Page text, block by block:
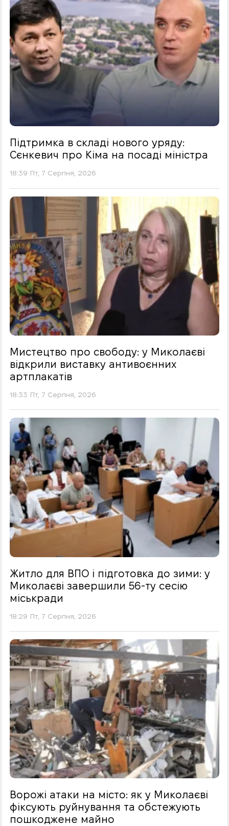
Підтримка в складі нового уряду:
Сєнкевич про Кіма на посаді міністра
18:39 Пт, 7 Серпня, 2026
Мистецтво про свободу: у Миколаєві
відкрили виставку антивоєнних
артплакатів
18:33 Пт, 7 Серпня, 2026
Житло для ВПО і підготовка до зими: у
Миколаєві завершили 56-ту сесію
міськради
18:29 Пт, 7 Серпня, 2026
Ворожі атаки на місто: як у Миколаєві
фіксують руйнування та обстежують
пошкоджене майно